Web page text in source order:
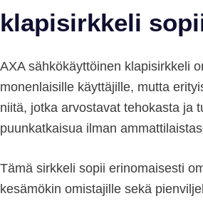
klapisirkkeli
AXA sähkökäyttöinen klapisirkkeli
monenlaisille käyttäjille, mutta
niitä, jotka arvostavat tehokasta ja
puunkatkaisua ilman
Tämä sirkkeli sopii erinomaisesti
kesämökin omistajille sekä